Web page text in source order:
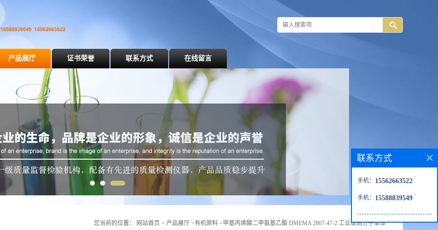
产品展厅 证书荣誉 联系方式 在线留言
您当前的位置： 网站首页 > 产品展厅 >有机原料 >甲基丙烯酸二甲氨基乙酯 DMEMA 2867-47-2 工业级高分子单体
联系方式
手机： 15562663522
手机： 15588839549